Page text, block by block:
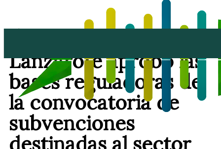
Lanzarote aprobó las
bases reguladoras de
la convocatoria de
subvenciones
destinadas al sector